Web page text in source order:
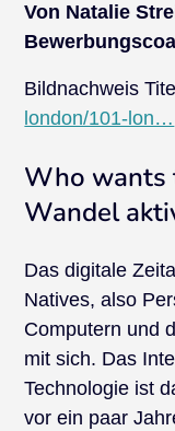
Von Natalie
Bildnachweis
london/101-lon…
Who wants
Wandel
Das digitale
Natives, also
Computern und
mit sich. Das
Technologie ist
vor ein paar